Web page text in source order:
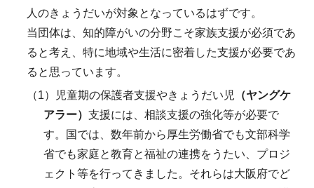
人のきょうだいが対象となっているはずです。
当団体は、知的障がいの分野こそ家族支援が必須であ
ると考え、特に地域や生活に密着した支援が必要であ
ると思っています。
（1）児童期の保護者支援やきょうだい児
（ヤングケ
アラー） 支援には、相談支援の強化等が必要で
す。国では、数年前から厚生労働省でも文部科学
省でも家庭と教育と福祉の連携をうたい、プロジ
ェクト等を行ってきました。それらは大阪府でど